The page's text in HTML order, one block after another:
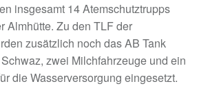
insgesamt 14 Atemschutztrupps
Almhütte. Zu den TLF der
zusätzlich noch das AB Tank
zwei Milchfahrzeuge und ein
die Wasserversorgung eingesetzt.